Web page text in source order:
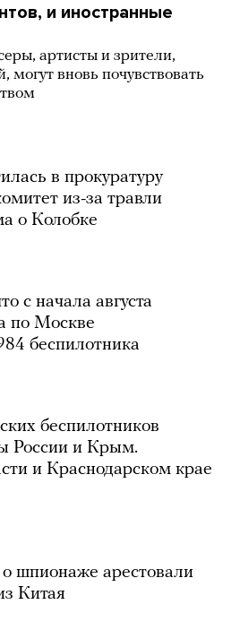
и иностранные
артисты и зрители,
могут вновь почувствовать
в прокуратуру
из-за травли
о Колобке
с начала августа
по Москве
беспилотника
беспилотников
России и Крым.
и Краснодарском крае
шпионаже арестовали
Китая